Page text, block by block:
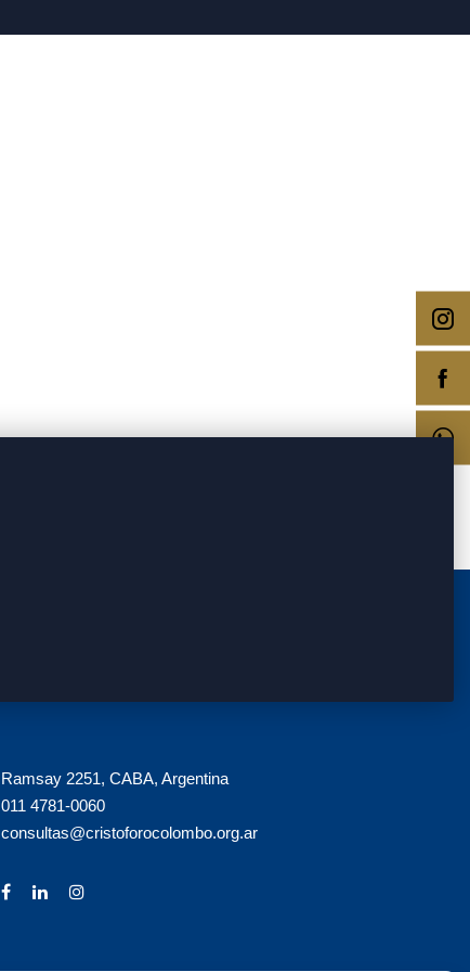
Ramsay 2251, CABA, Argentina
011 4781-0060
consultas@cristoforocolombo.org.ar